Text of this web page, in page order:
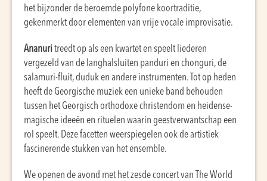
het bijzonder de beroemde polyfone koortraditie,
gekenmerkt door elementen van vrije vocale improvisatie.
Ananuritreedt op als een kwartet en speelt liederen
vergezeld van de langhalsluiten panduri en chonguri, de
salamuri-fluit, duduk en andere instrumenten. Tot op heden
heeft de Georgische muziek een unieke band behouden
tussen het Georgisch orthodoxe christendom en heidense-
magische ideeën en rituelen waarin geestverwantschap een
rol speelt. Deze facetten weerspiegelen ook de artistiek
fascinerende stukken van het ensemble.
We openen de avond met het zesde concert van The World